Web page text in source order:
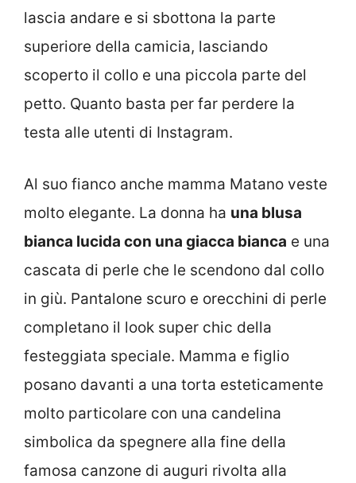
lascia andare e si sbottona la parte
superiore della camicia, lasciando
scoperto il collo e una piccola parte del
petto. Quanto basta per far perdere la
testa alle utenti di Instagram.
Al suo fianco anche mamma Matano veste
molto elegante. La donna ha una blusa
bianca lucida con una giacca bianca e una
cascata di perle che le scendono dal collo
in giù. Pantalone scuro e orecchini di perle
completano il look super chic della
festeggiata speciale. Mamma e figlio
posano davanti a una torta esteticamente
molto particolare con una candelina
simbolica da spegnere alla fine della
famosa canzone di auguri rivolta alla